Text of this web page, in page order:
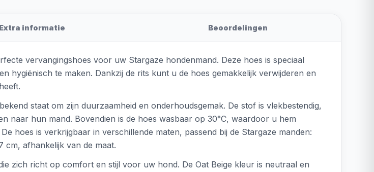
Extra informatie Beoordelingen
vervangingshoes voor uw Stargaze hondenmand. Deze hoes is speciaal
te maken. Dankzij de rits kunt u de hoes gemakkelijk verwijderen en
staat om zijn duurzaamheid en onderhoudsgemak. De stof is vlekbestendig,
naar hun mand. Bovendien is de hoes wasbaar op 30°C, waardoor u hem
hoes is verkrijgbaar in verschillende maten, passend bij de Stargaze manden:
afhankelijk van de maat.
zich richt op comfort en stijl voor uw hond. De Oat Beige kleur is neutraal en